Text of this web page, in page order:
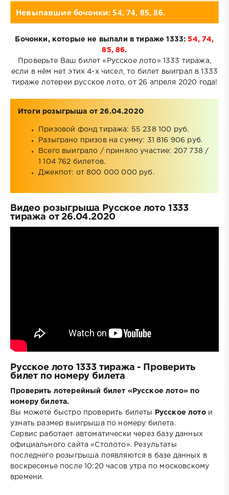
Невыпавшие бочонки: 54, 74, 85, 86.
Бочонки, которые не выпали в тираже 1333:54, 74,
85, 86.
Проверьте Ваш билет «Русское лото» 1333 тиража,
если в нём нет этих 4-х чисел, то билет выиграл в 1333
тираже лотереи русское лото, от 26 апреля 2020 года!
Итоги розыгрыша от 26.04.2020
Призовой фонд тиража: 55 238 100 руб.
Разыграно призов на сумму: 31 816 906 руб.
Всего выиграло / приняло участие: 207 738 /
1 104 762 билетов.
Джекпот: от 800 000 000 руб.
Видео розыгрыша Русское лото 1333
тиража от 26.04.2020
Русское лото 1333 тиража - Проверить
билет по номеру билета
Проверить лотерейный билет «Русское лото» по
номеру билета.
Вы можете быстро проверить билеты
Русское лотои
узнать размер выигрыша по номеру билета.
Сервис работает автоматически через базу данных
официального сайта «Столото». Результаты
последнего розыгрыша появляются в базе данных в
воскресенье после 10:20 часов утра по московскому
времени.